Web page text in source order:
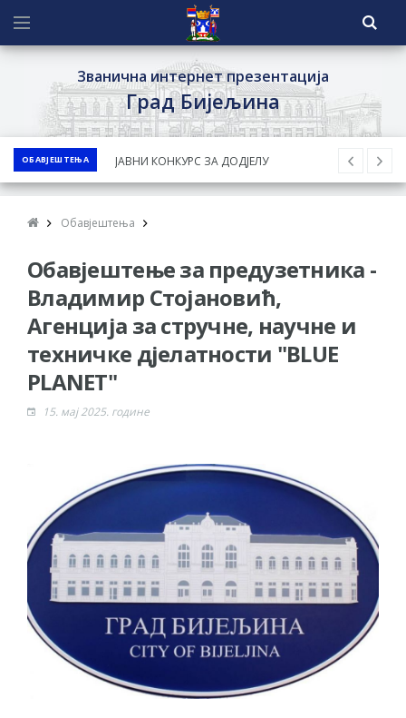
Званична интернет презентација
Град Бијељина
ОБАВЈЕШТЕЊА
ЈАВНИ КОНКУРС ЗА ДОДЈЕЛУ
БЕСПОВРАТНИХ СРЕДСТАВА ЗА
ГРАДА БИЈЕЉИНА ЗА 2026. ГОДИНУ
Обавјештење за предузетника - Ненад
Нукић
ПРЕЛИМИНАРНA РАНГ ЛИСТA
КАНДИДАТА КОЈИ СУ ОСТВАРИЛИ ПРАВО
ДОДАТАК ЗА ДЕМОБИЛИСАНЕ БОРЦЕ
СОЦИЈАЛНЕ ПОТРЕБЕ
Обрасци захтјева за регресирано
гориво доступни од 13. марта до 15.
новембра
Захтјев за издавање ПОНОСНЕ КАРТИЦЕ
Обавјештење за предузетника - Вера
НЕПРОПИСНОГ ОДЛАГАЊА ОТПАДА УЗ
Обавјештења
Обавјештење за предузетника -
Владимир Стојановић,
Агенција за стручне, научне и
техничке дјелатности "BLUE
PLANET"
15. мај 2025. године